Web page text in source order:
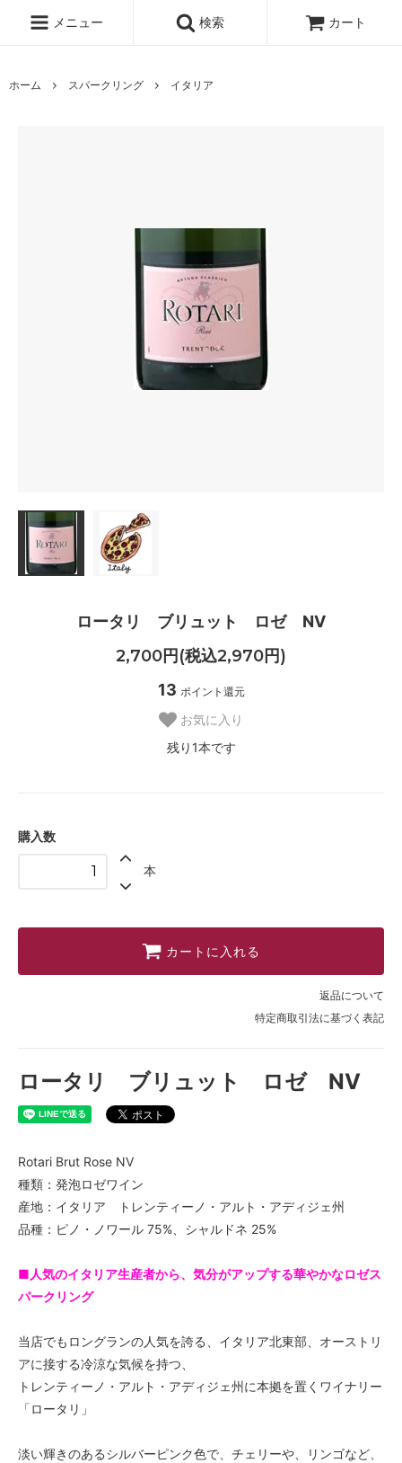
メニュー 検索 カート
ホーム スパークリング イタリア
ロータリ ブリュット ロゼ NV
2,700円(税込2,970円)
13 ポイント還元
お気に入り
残り1本です
購入数
本
カートに入れる
返品について
特定商取引法に基づく表記
ロータリ ブリュット ロゼ NV
Rotari Brut Rose NV
種類：発泡ロゼワイン
産地：イタリア トレンティーノ・アルト・アディジェ州
品種：ピノ・ノワール 75%、シャルドネ 25%
■人気のイタリア生産者から、気分がアップする華やかなロゼス
パークリング
当店でもロングランの人気を誇る、イタリア北東部、オーストリ
アに接する冷涼な気候を持つ、
トレンティーノ・アルト・アディジェ州に本拠を置くワイナリー
「ロータリ」
淡い輝きのあるシルバーピンク色で、チェリーや、リンゴなど、